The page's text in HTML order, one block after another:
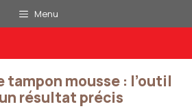
Menu
tampon mousse : l’outil
résultat précis